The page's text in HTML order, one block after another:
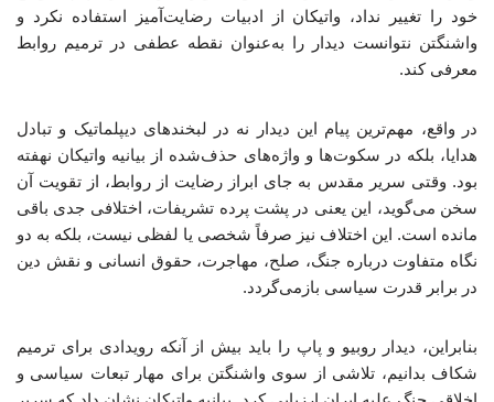
خود را تغییر نداد، واتیکان از ادبیات رضایت‌آمیز استفاده نکرد و
واشنگتن نتوانست دیدار را به‌عنوان نقطه عطفی در ترمیم روابط
معرفی کند.
در واقع، مهم‌ترین پیام این دیدار نه در لبخندهای دیپلماتیک و تبادل
هدایا، بلکه در سکوت‌ها و واژه‌های حذف‌شده از بیانیه واتیکان نهفته
بود. وقتی سریر مقدس به جای ابراز رضایت از روابط، از تقویت آن
سخن می‌گوید، این یعنی در پشت پرده تشریفات، اختلافی جدی باقی
مانده است. این اختلاف نیز صرفاً شخصی یا لفظی نیست، بلکه به دو
نگاه متفاوت درباره جنگ، صلح، مهاجرت، حقوق انسانی و نقش دین
در برابر قدرت سیاسی بازمی‌گردد.
بنابراین، دیدار روبیو و پاپ را باید بیش از آنکه رویدادی برای ترمیم
شکاف بدانیم، تلاشی از سوی واشنگتن برای مهار تبعات سیاسی و